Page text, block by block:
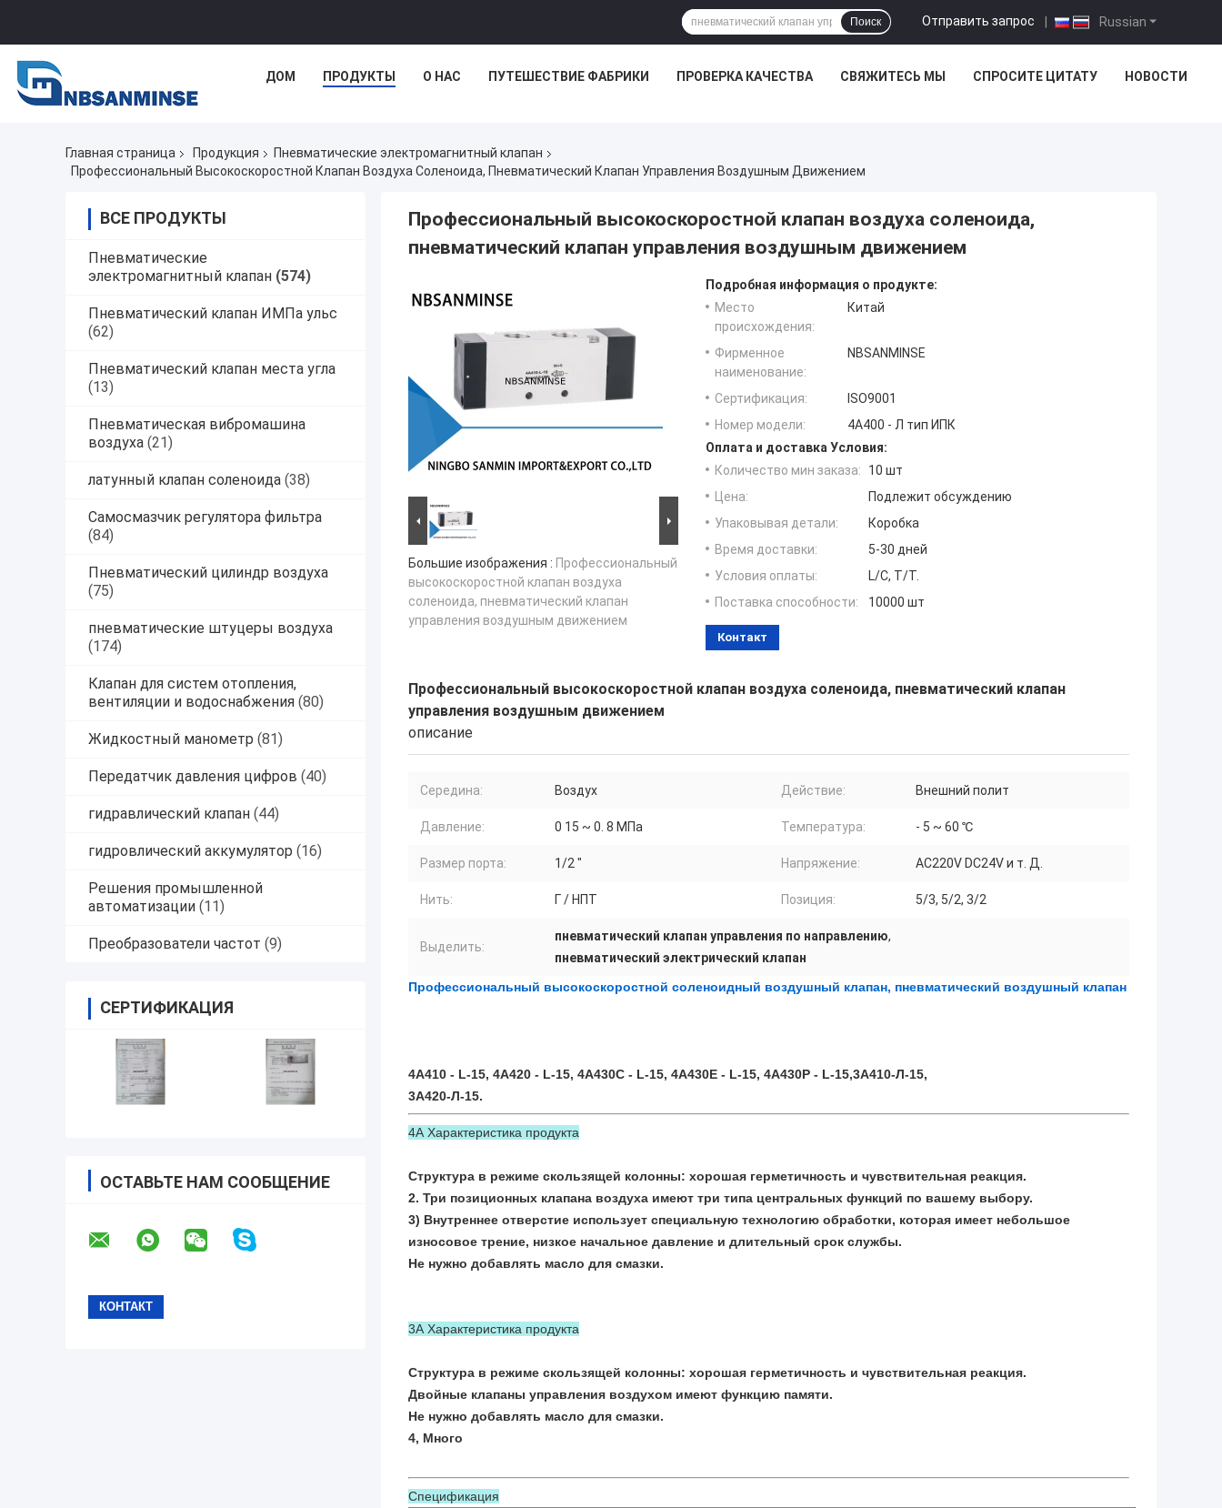
Russian
Отправить запрос |
Поиск
ДОМ ПРОДУКТЫ О НАС ПУТЕШЕСТВИЕ ФАБРИКИ ПРОВЕРКА КАЧЕСТВА СВЯЖИТЕСЬ МЫ СПРОСИТЕ ЦИТАТУ НОВОСТИ
Главная страница Продукция
Пневматические электромагнитный клапан
Профессиональный Высокоскоростной Клапан Воздуха Соленоида, Пневматический Клапан Управления Воздушным Движением
ВСЕ ПРОДУКТЫ
Пневматические
электромагнитный клапан (574)
Пневматический клапан ИМПа ульс
(62)
Пневматический клапан места угла
(13)
Пневматическая вибромашина
воздуха (21)
латунный клапан соленоида (38)
Самосмазчик регулятора фильтра
(84)
Пневматический цилиндр воздуха
(75)
пневматические штуцеры воздуха
(174)
Клапан для систем отопления,
вентиляции и водоснабжения (80)
Жидкостный манометр (81)
Передатчик давления цифров (40)
гидравлический клапан (44)
гидровлический аккумулятор (16)
Решения промышленной
автоматизации (11)
Преобразователи частот (9)
СЕРТИФИКАЦИЯ
ОСТАВЬТЕ НАМ СООБЩЕНИЕ
Профессиональный высокоскоростной клапан воздуха соленоида,
пневматический клапан управления воздушным движением
Большие изображения : Профессиональный
высокоскоростной клапан воздуха
соленоида, пневматический клапан
управления воздушным движением
Подробная информация о продукте:
Место
происхождения:
Китай
Фирменное
наименование:
NBSANMINSE
Сертификация:
ISO9001
Номер модели:
4A400 - Л тип ИПК
Оплата и доставка Условия:
Количество мин заказа:
10 шт
Цена:
Подлежит обсуждению
Упаковывая детали:
Коробка
Время доставки:
5-30 дней
Условия оплаты:
L/C, T/T.
Поставка способности:
10000 шт
Контакт
Профессиональный высокоскоростной клапан воздуха соленоида, пневматический клапан
управления воздушным движением
описание
Середина: Воздух Действие: Внешний полит
Давление: 0 15 ~ 0. 8 МПа Температура: - 5 ~ 60 ℃
Размер порта: 1/2 " Напряжение: AC220V DC24V и т. Д.
Нить: Г / НПТ Позиция: 5/3, 5/2, 3/2
Выделить:
пневматический клапан управления по направлению,
пневматический электрический клапан
Профессиональный высокоскоростной соленоидный воздушный клапан, пневматический воздушный клапан
4A410 - L-15, 4A420 - L-15, 4A430C - L-15, 4A430E - L-15, 4A430P - L-15,3А410-Л-15,
3А420-Л-15.
4А Характеристика продукта
Структура в режиме скользящей колонны: хорошая герметичность и чувствительная реакция.
2. Три позиционных клапана воздуха имеют три типа центральных функций по вашему выбору.
3) Внутреннее отверстие использует специальную технологию обработки, которая имеет небольшое
износовое трение, низкое начальное давление и длительный срок службы.
Не нужно добавлять масло для смазки.
3А Характеристика продукта
Структура в режиме скользящей колонны: хорошая герметичность и чувствительная реакция.
Двойные клапаны управления воздухом имеют функцию памяти.
Не нужно добавлять масло для смазки.
4, Много
Спецификация